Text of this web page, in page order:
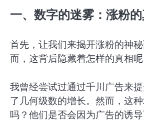
一、数字的迷雾：涨粉
首先，让我们来揭开涨粉的神
而，这背后隐藏着怎样的真相呢
我曾经尝试过通过千川广告来
了几何级数的增长。然而，这
吗？他们是否会因为广告的诱